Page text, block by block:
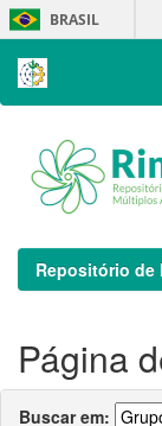
Skip
navigation
BRASIL
Repositório de
Página
Buscar em: